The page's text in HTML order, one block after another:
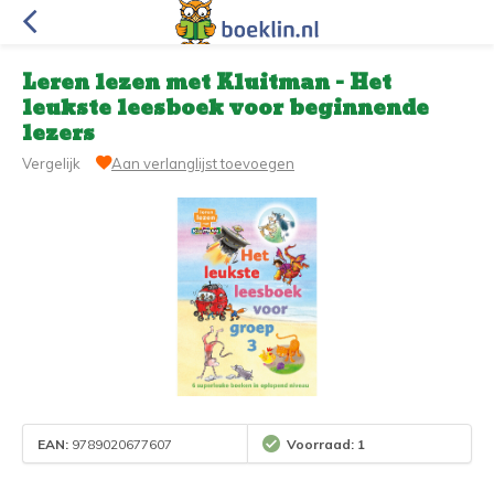
Leren lezen met Kluitman - Het
leukste leesboek voor beginnende
lezers
Vergelijk Aan verlanglijst toevoegen
EAN: 9789020677607 Voorraad: 1